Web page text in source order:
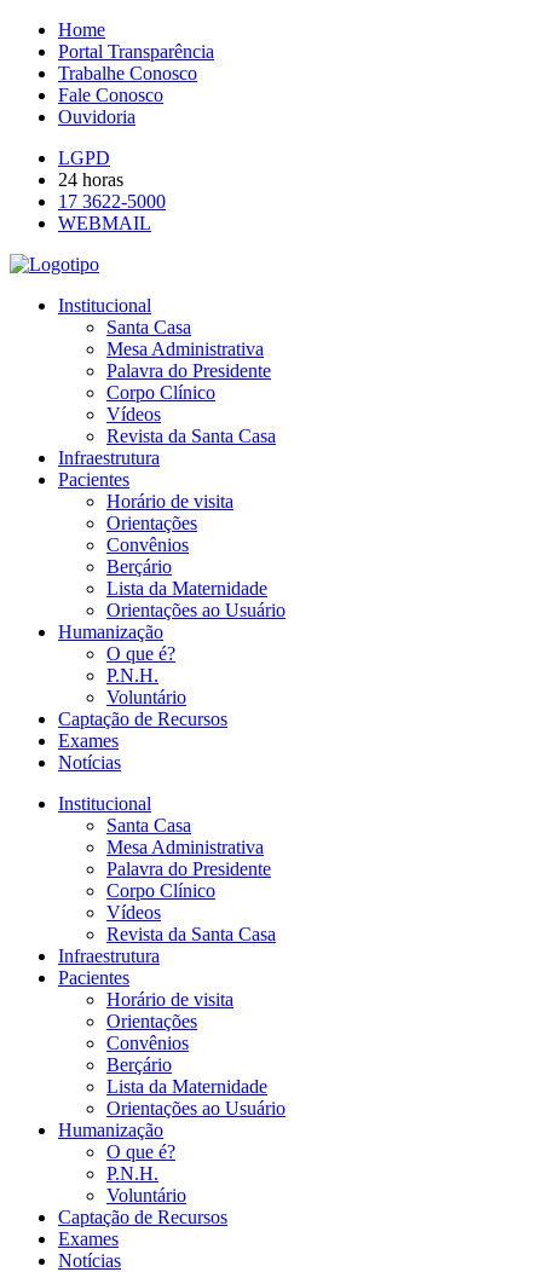
Home
Portal Transparência
Trabalhe Conosco
Fale Conosco
Ouvidoria
LGPD
24 horas
17 3622-5000
WEBMAIL
Institucional
Santa Casa
Mesa Administrativa
Palavra do Presidente
Corpo Clínico
Vídeos
Revista da Santa Casa
Infraestrutura
Pacientes
Horário de visita
Orientações
Convênios
Berçário
Lista da Maternidade
Orientações ao Usuário
Humanização
O que é?
P.N.H.
Voluntário
Captação de Recursos
Exames
Notícias
Institucional
Santa Casa
Mesa Administrativa
Palavra do Presidente
Corpo Clínico
Vídeos
Revista da Santa Casa
Infraestrutura
Pacientes
Horário de visita
Orientações
Convênios
Berçário
Lista da Maternidade
Orientações ao Usuário
Humanização
O que é?
P.N.H.
Voluntário
Captação de Recursos
Exames
Notícias